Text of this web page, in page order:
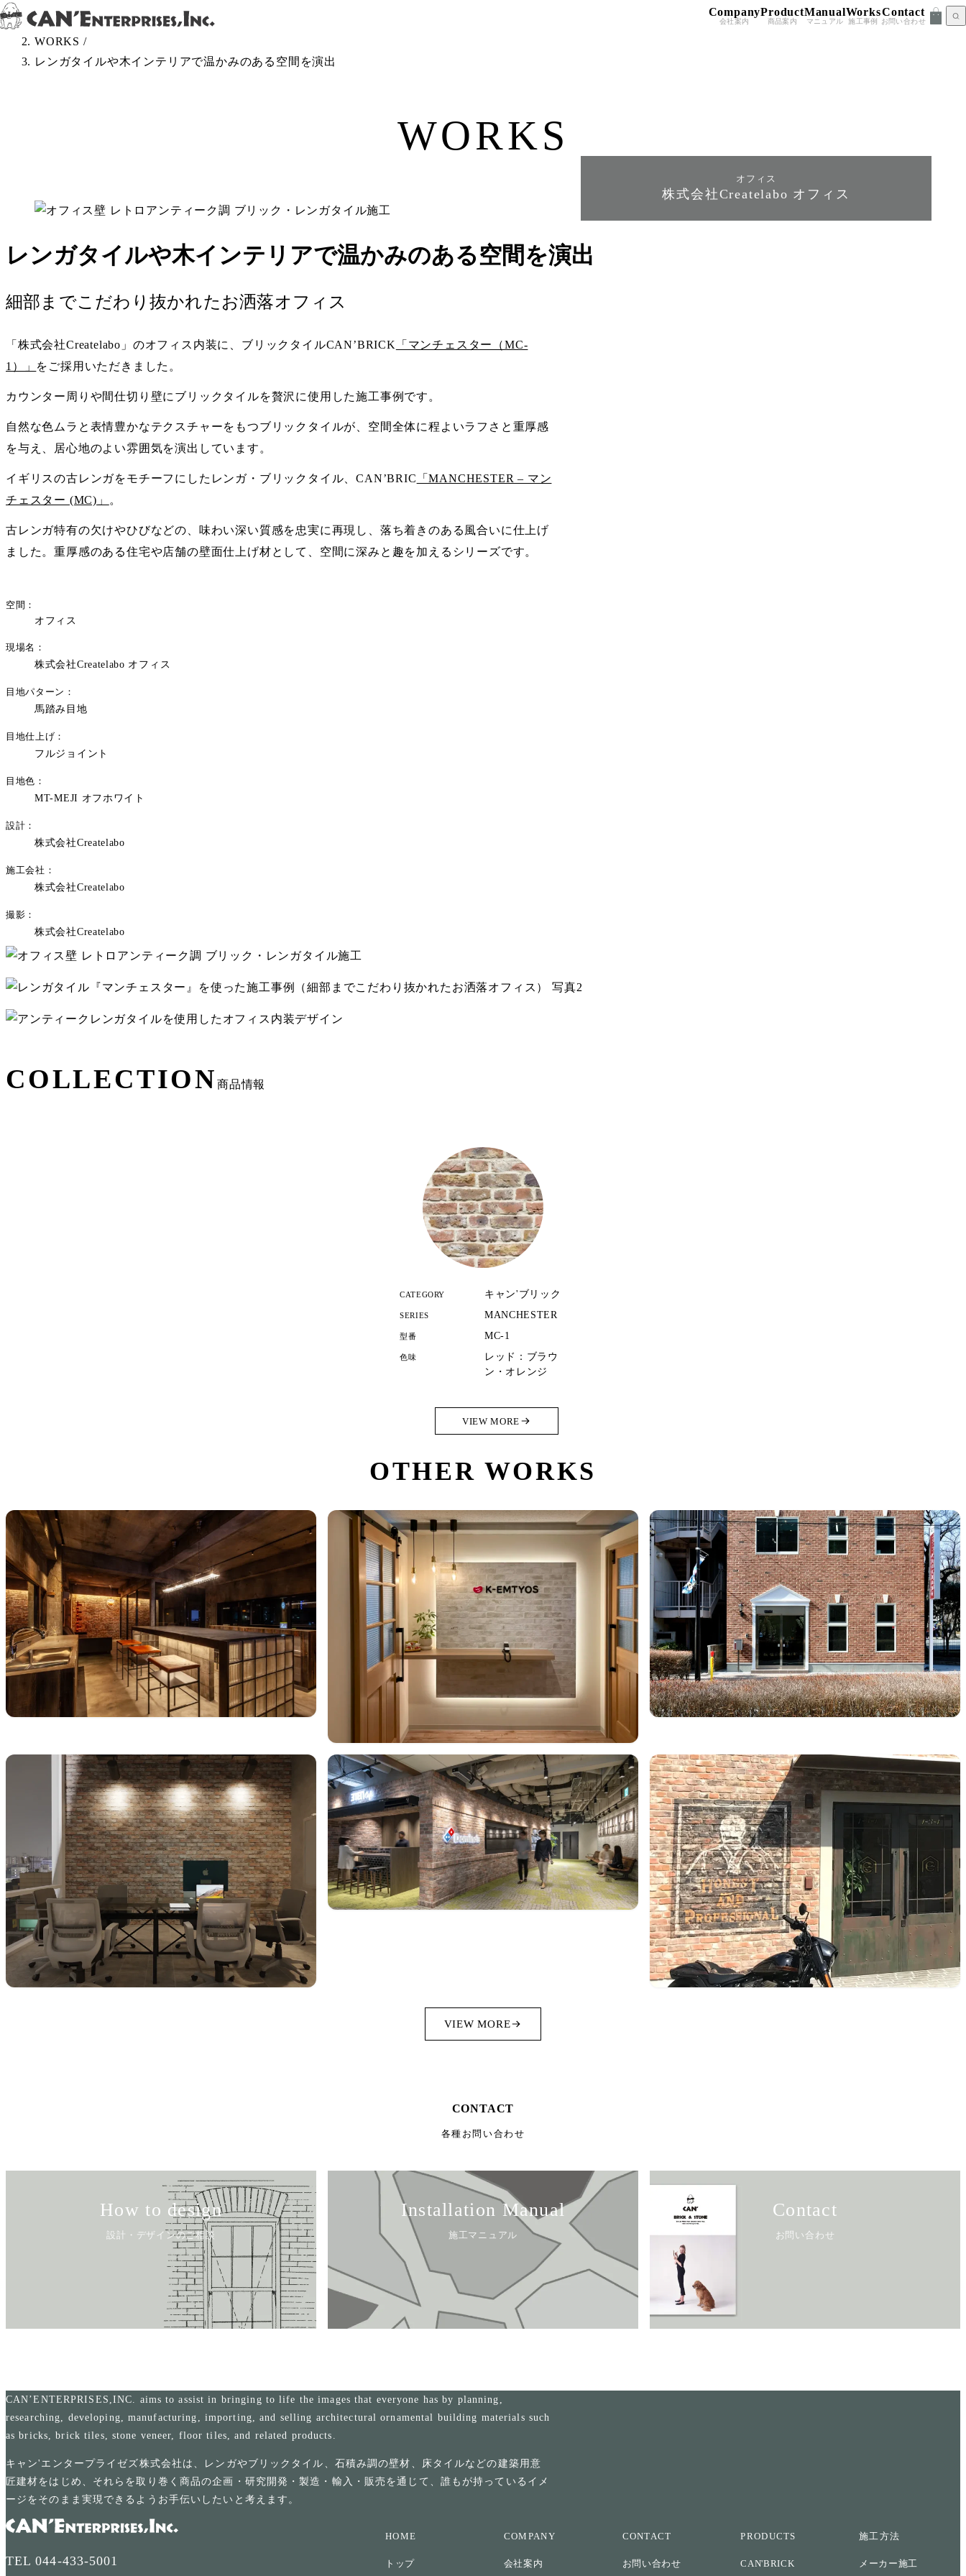
Skip to content
Company
会社案内
Product
商品案内
Manual
マニュアル
Works
施工事例
Contact
お問い合わせ
TOP /
WORKS /
レンガタイルや木インテリアで温かみのある空間を演出
WORKS
オフィス
株式会社Createlabo オフィス
レンガタイルや木インテリアで温かみのある空間を演出
細部までこだわり抜かれたお洒落オフィス
「株式会社Createlabo」のオフィス内装に、ブリックタイルCAN’BRICK
「マンチェスター（MC-
1）」 をご採用いただきました。
カウンター周りや間仕切り壁にブリックタイルを贅沢に使用した施工事例です。
自然な色ムラと表情豊かなテクスチャーをもつブリックタイルが、空間全体に程よいラフさと重厚感
を与え、居心地のよい雰囲気を演出しています。
イギリスの古レンガをモチーフにしたレンガ・ブリックタイル、CAN’BRIC 「MANCHESTER – マン
チェスター (MC)」
。
古レンガ特有の欠けやひびなどの、味わい深い質感を忠実に再現し、落ち着きのある風合いに仕上げ
ました。重厚感のある住宅や店舗の壁面仕上げ材として、空間に深みと趣を加えるシリーズです。
空間
オフィス
現場名
株式会社Createlabo オフィス
目地パターン
馬踏み目地
目地仕上げ
フルジョイント
目地色
MT-MEJI オフホワイト
設計
株式会社Createlabo
施工会社
株式会社Createlabo
撮影
株式会社Createlabo
COLLECTION 商品情報
CATEGORY キャン'ブリック
SERIES MANCHESTER
型番 MC-1
色味
レッド：ブラウ
ン・オレンジ
VIEW MORE
OTHER WORKS
VIEW MORE
CONTACT
各種お問い合わせ
How to design
設計・デザインのご相談
Installation Manual
施工マニュアル
Contact
お問い合わせ
CAN’ENTERPRISES,INC. aims to assist in bringing to life the images that everyone has by planning,
researching, developing, manufacturing, importing, and selling architectural ornamental building materials such
as bricks, brick tiles, stone veneer, floor tiles, and related products.
キャン'エンタープライゼズ株式会社は、レンガやブリックタイル、石積み調の壁材、床タイルなどの建築用意
匠建材をはじめ、それらを取り巻く商品の企画・研究開発・製造・輸入・販売を通じて、誰もが持っているイメ
ージをそのまま実現できるようお手伝いしたいと考えます。
TEL044-433-5001
HOME
トップ
COMPANY
会社案内
CONTACT
お問い合わせ
PRODUCTS
CAN'BRICK
施工方法
メーカー施工